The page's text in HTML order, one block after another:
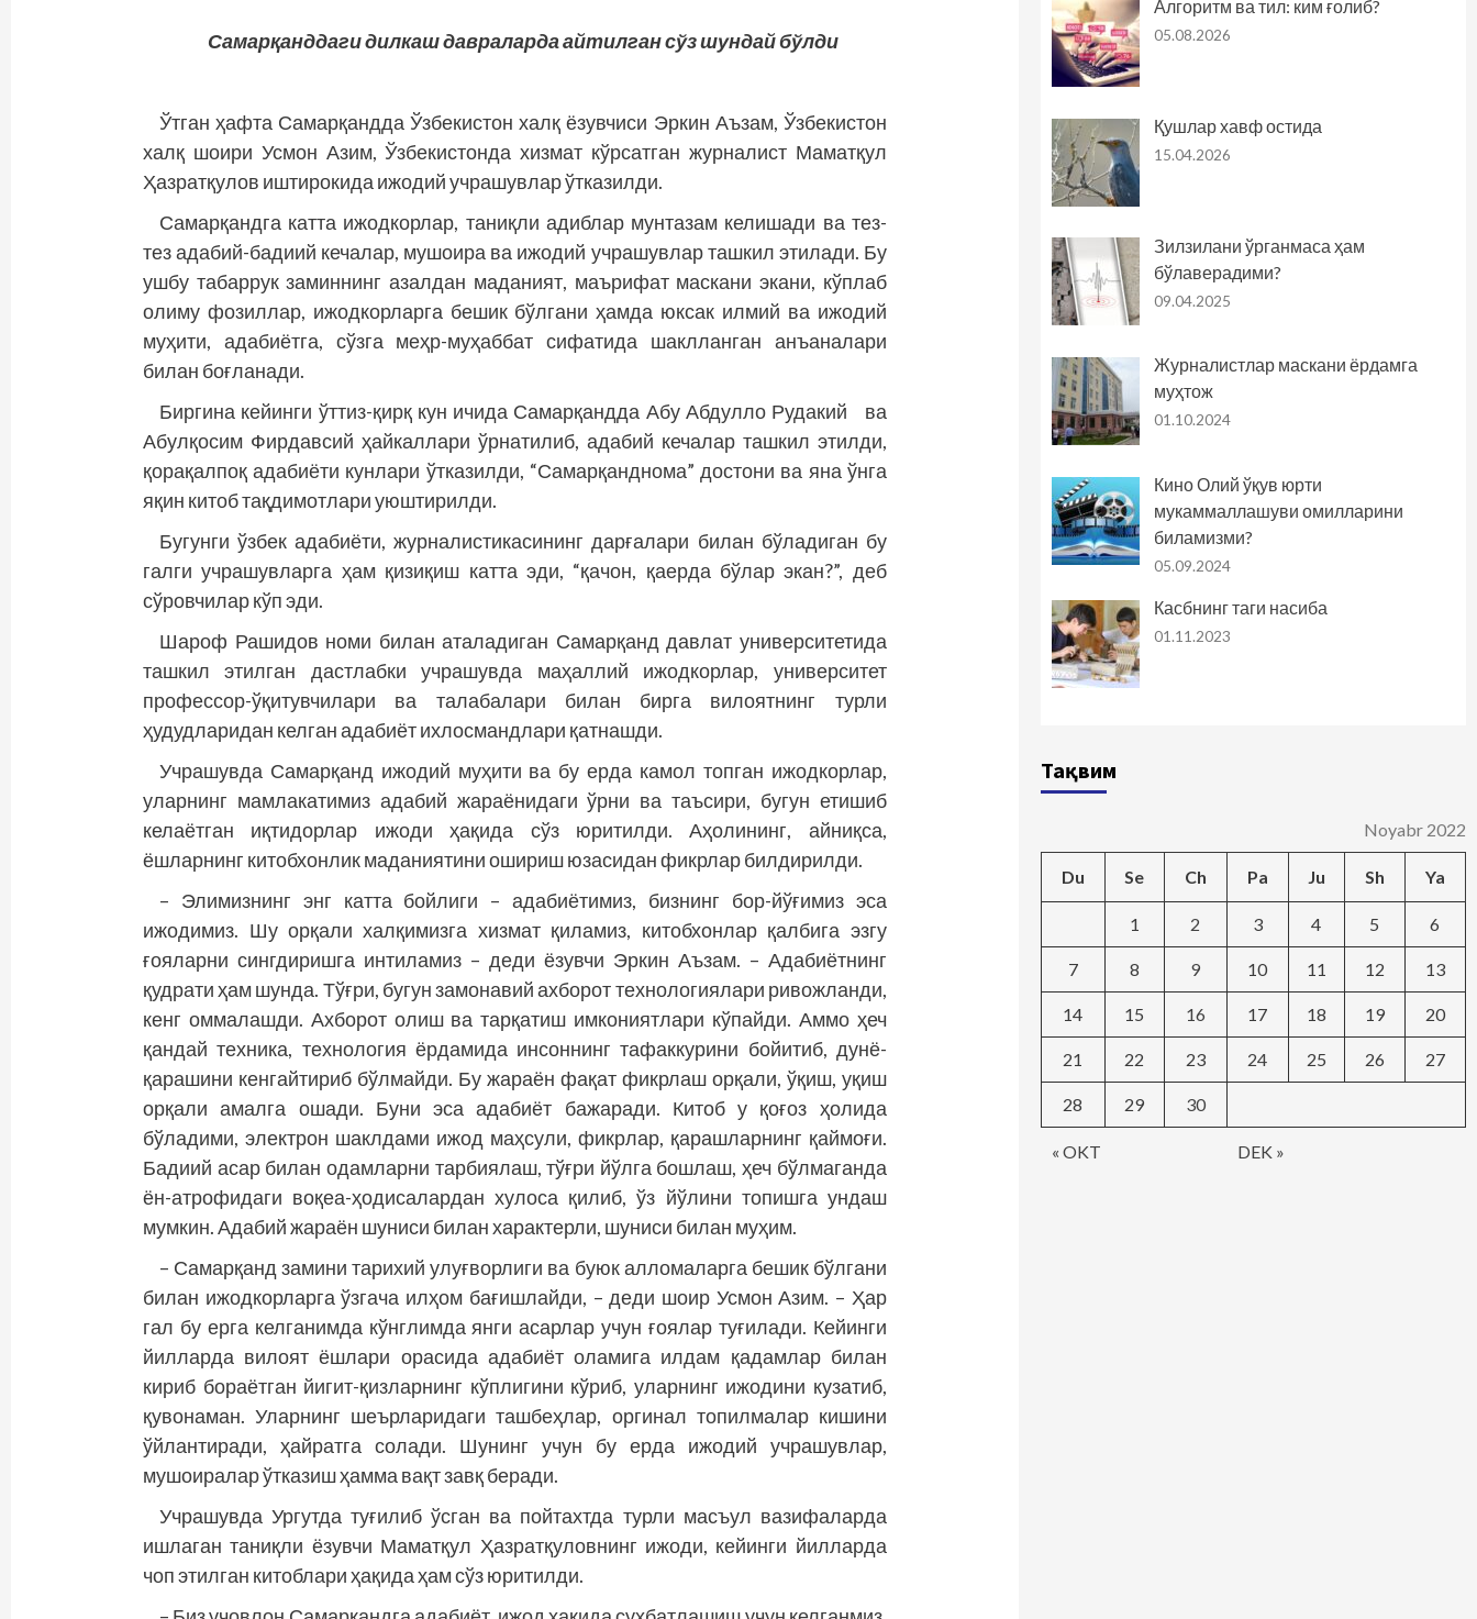
Самарқанддаги дилкаш давраларда айтилган сўз шундай бўлди
Ўтган ҳафта Самарқандда Ўзбекистон халқ ёзувчиси Эркин Аъзам, Ўзбекистон
халқ шоири Усмон Азим, Ўзбекистонда хизмат кўрсатган журналист Маматқул
Ҳазратқулов иштирокида ижодий учрашувлар ўтказилди.
Самарқандга катта ижодкорлар, таниқли адиблар мунтазам келишади ва тез-
тез адабий-бадиий кечалар, мушоира ва ижодий учрашувлар ташкил этилади. Бу
ушбу табаррук заминнинг азалдан маданият, маърифат маскани экани, кўплаб
олиму фозиллар, ижодкорларга бешик бўлгани ҳамда юксак илмий ва ижодий
муҳити, адабиётга, сўзга меҳр-муҳаббат сифатида шаклланган анъаналари
билан боғланади.
Биргина кейинги ўттиз-қирқ кун ичида Самарқандда Абу Абдулло Рудакий ва
Абулқосим Фирдавсий ҳайкаллари ўрнатилиб, адабий кечалар ташкил этилди,
қорақалпоқ адабиёти кунлари ўтказилди, “Самарқанднома” достони ва яна ўнга
яқин китоб тақдимотлари уюштирилди.
Бугунги ўзбек адабиёти, журналистикасининг дарғалари билан бўладиган бу
галги учрашувларга ҳам қизиқиш катта эди, “қачон, қаерда бўлар экан?”, деб
сўровчилар кўп эди.
Шароф Рашидов номи билан аталадиган Самарқанд давлат университетида
ташкил этилган дастлабки учрашувда маҳаллий ижодкорлар, университет
профессор-ўқитувчилари ва талабалари билан бирга вилоятнинг турли
ҳудудларидан келган адабиёт ихлосмандлари қатнашди.
Учрашувда Самарқанд ижодий муҳити ва бу ерда камол топган ижодкорлар,
уларнинг мамлакатимиз адабий жараёнидаги ўрни ва таъсири, бугун етишиб
келаётган иқтидорлар ижоди ҳақида сўз юритилди. Аҳолининг, айниқса,
ёшларнинг китобхонлик мада­ниятини ошириш юзасидан фикрлар билдирилди.
– Элимизнинг энг катта бойлиги – адабиётимиз, бизнинг бор-йўғимиз эса
ижодимиз. Шу орқали халқимизга хизмат қиламиз, китобхонлар қалбига эзгу
ғояларни сингдиришга интиламиз – деди ёзувчи Эркин Аъзам. – Адабиётнинг
қудрати ҳам шунда. Тўғри, бугун замонавий ахборот технологиялари ривожланди,
кенг оммалашди. Ахборот олиш ва тарқатиш имкониятлари кўпайди. Аммо ҳеч
қандай техника, технология ёрдамида инсоннинг тафаккурини бойитиб, дунё­
қарашини кенгайтириб бўлмайди. Бу жараён фақат фикрлаш орқали, ўқиш, уқиш
орқали амалга ошади. Буни эса адабиёт бажаради. Китоб у қоғоз ҳолида
бўладими, электрон шаклдами ижод маҳсули, фикр­лар, қарашларнинг қаймоғи.
Бадиий асар билан одамларни тарбиялаш, тўғри йўлга бошлаш, ҳеч бўлмаганда
ён-атрофидаги воқеа-ҳодисалардан хулоса қилиб, ўз йўлини топишга ундаш
мумкин. Адабий жараён шуниси билан характерли, шуниси билан муҳим.
– Самарқанд замини тарихий улуғворлиги ва буюк алломаларга бешик бўлгани
билан ижодкорларга ўзгача илҳом бағишлайди, – деди шоир Усмон Азим. – Ҳар
гал бу ерга келганимда кўнглимда янги асарлар учун ғоялар туғилади. Кейинги
йилларда вилоят ёшлари орасида адабиёт оламига илдам қадамлар билан
кириб бораётган йигит-қизларнинг кўплигини кўриб, уларнинг ижодини кузатиб,
қувонаман. Уларнинг шеърларидаги ташбеҳлар, оргинал топилмалар кишини
ўйлантиради, ҳайратга солади. Шунинг учун бу ерда ижодий учрашувлар,
мушоиралар ўтказиш ҳамма вақт завқ беради.
Учрашувда Ургутда туғилиб ўсган ва пойтахтда турли масъул вазифаларда
ишлаган таниқли ёзувчи Маматқул Ҳазратқуловнинг ижоди, кейинги йилларда
чоп этилган китоблари ҳақида ҳам сўз юритилди.
Алгоритм ва тил: ким ғолиб?
05.08.2026
Қушлар хавф остида
15.04.2026
Зилзилани ўрганмаса ҳам
бўлаверадими?
09.04.2025
Журналистлар маскани ёрдамга
муҳтож
01.10.2024
Кино Олий ўқув юрти
мукаммаллашуви омилларини
биламизми?
05.09.2024
Касбнинг таги насиба
01.11.2023
Тақвим
Noyabr 2022
Du Se Ch Pa Ju Sh Ya
« OKT DEK »
1 2 3 4 5 6
7 8 9 10 11 12 13
14 15 16 17 18 19 20
21 22 23 24 25 26 27
28 29 30